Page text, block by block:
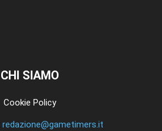
CHI SIAMO
Cookie Policy
redazione@gametimers.it